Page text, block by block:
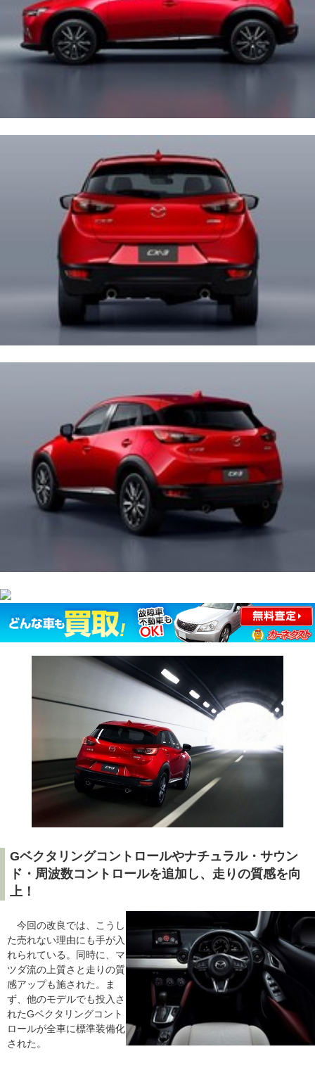
Gベクタリングコントロールやナチュラル・サウン
ド・周波数コントロールを追加し、走りの質感を向
上！
今回の改良では、こうし
た売れない理由にも手が入
れられている。同時に、マ
ツダ流の上質さと走りの質
感アップも施された。ま
ず、他のモデルでも投入さ
れたGベクタリングコント
ロールが全車に標準装備化
された。